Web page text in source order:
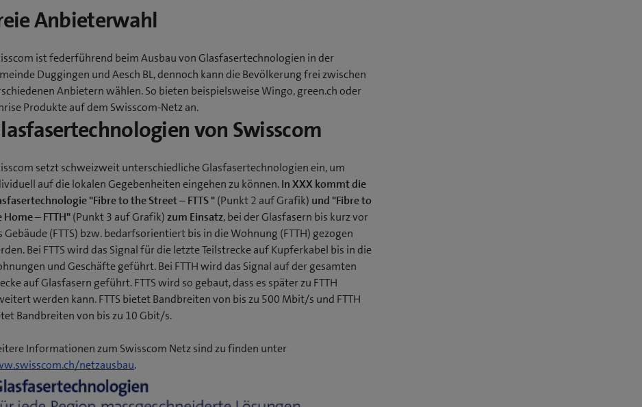
Anbieterwahl
ist federführend beim Ausbau von Glasfasertechnologien in der
Duggingen und Aesch BL, dennoch kann die Bevölkerung frei zwischen
Anbietern wählen. So bieten beispielsweise Wingo, green.ch oder
Produkte auf dem Swisscom-Netz an.
von Swisscom
setzt schweizweit unterschiedliche Glasfasertechnologien ein, um
auf die lokalen Gegebenheiten eingehen zu können.In XXX kommt die
"Fibre to the Street – FTTS "(Punkt 2 auf Grafik) und "Fibre to
Home – FTTH"(Punkt 3 auf Grafik)zum Einsatz, bei der Glasfasern bis kurz vor
Gebäude (FTTS) bzw. bedarfsorientiert bis in die Wohnung (FTTH) gezogen
Bei FTTS wird das Signal für die letzte Teilstrecke auf Kupferkabel bis in die
und Geschäfte geführt. Bei FTTH wird das Signal auf der gesamten
auf Glasfasern geführt. FTTS wird so gebaut, dass es später zu FTTH
werden kann. FTTS bietet Bandbreiten von bis zu 500 Mbit/s und FTTH
Bandbreiten von bis zu 10 Gbit/s.
Informationen zum Swisscom Netz sind zu finden unter
netzausbau.